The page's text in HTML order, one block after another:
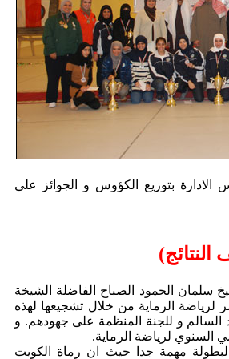
بتوزيع الكؤوس و الجوائز على
الحمود الصباح الفاضلة الشيخة
لرياضة الرماية من خلال تشجيعها لهذه
السالم و للجنة المنظمة على جهودهم. و
لرياضة الرماية.
مهمة جدا حيث ان رماة الكويت